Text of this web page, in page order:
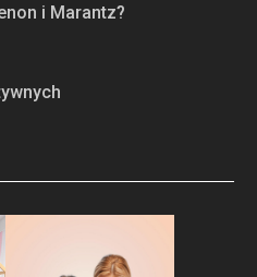
i Marantz?